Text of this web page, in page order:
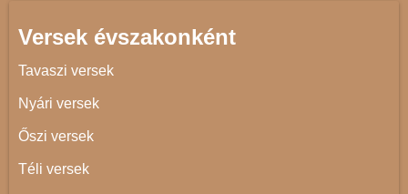
Versek évszakonként
Tavaszi versek
Nyári versek
Őszi versek
Téli versek